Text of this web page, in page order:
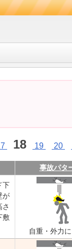
18 19 20
事故パタ
下
が
敷
自重・外力